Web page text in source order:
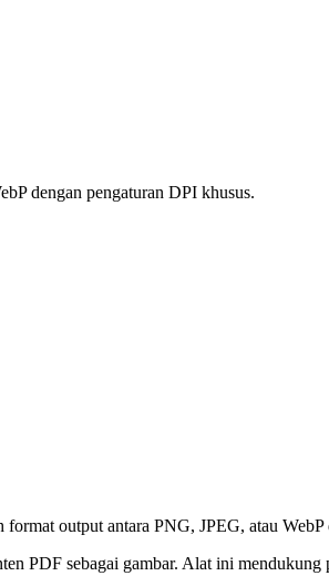
dengan pengaturan DPI khusus.
output antara PNG, JPEG, atau
PDF sebagai gambar. Alat ini mendukung